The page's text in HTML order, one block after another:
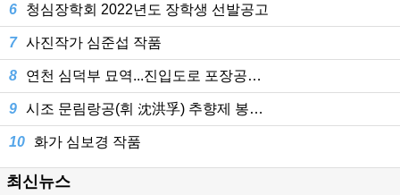
6 청심장학회 2022년도 장학생 선발공고
7 사진작가 심준섭 작품
8 연천 심덕부 묘역...진입도로 포장공…
9 시조 문림랑공(휘 沈洪孚) 추향제 봉…
10 화가 심보경 작품
최신뉴스